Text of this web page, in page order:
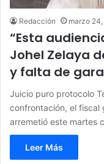
Redacción marzo
“Esta
Johel Zelaya
y falta de
Juicio puro protocolo
confrontación, el fiscal
arremetió este martes
Leer Más